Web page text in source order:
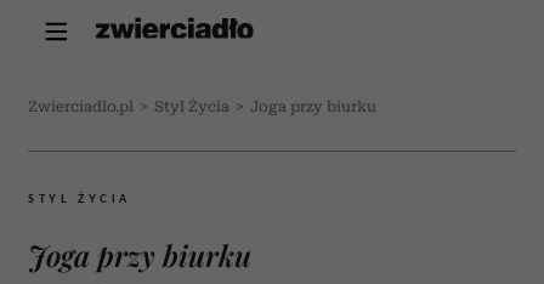
Zwierciadlo.pl > Styl Życia > Joga przy biurku
STYL ŻYCIA
Joga przy biurku